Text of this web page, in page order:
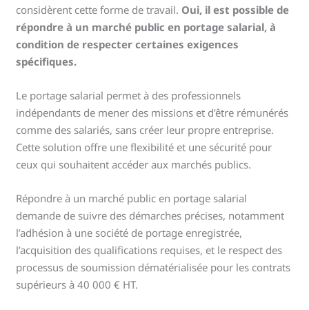
considèrent cette forme de travail. Oui, il est possible de
répondre à un marché public en portage salarial, à
condition de respecter certaines exigences
spécifiques.
Le portage salarial permet à des professionnels
indépendants de mener des missions et d’être rémunérés
comme des salariés, sans créer leur propre entreprise.
Cette solution offre une flexibilité et une sécurité pour
ceux qui souhaitent accéder aux marchés publics.
Répondre à un marché public en portage salarial
demande de suivre des démarches précises, notamment
l’adhésion à une société de portage enregistrée,
l’acquisition des qualifications requises, et le respect des
processus de soumission dématérialisée pour les contrats
supérieurs à 40 000 € HT.